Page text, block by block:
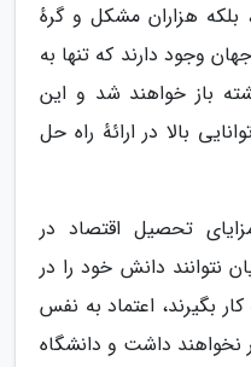
بلکه هزاران مشکل و گرهٔ
وجود دارند که تنها به
باز خواهند شد و این
بالا در ارائهٔ راه حل
تحصیل اقتصاد در
نتوانند دانش خود را در
بگیرند، اعتماد به نفس
نخواهند داشت و دانشگاه